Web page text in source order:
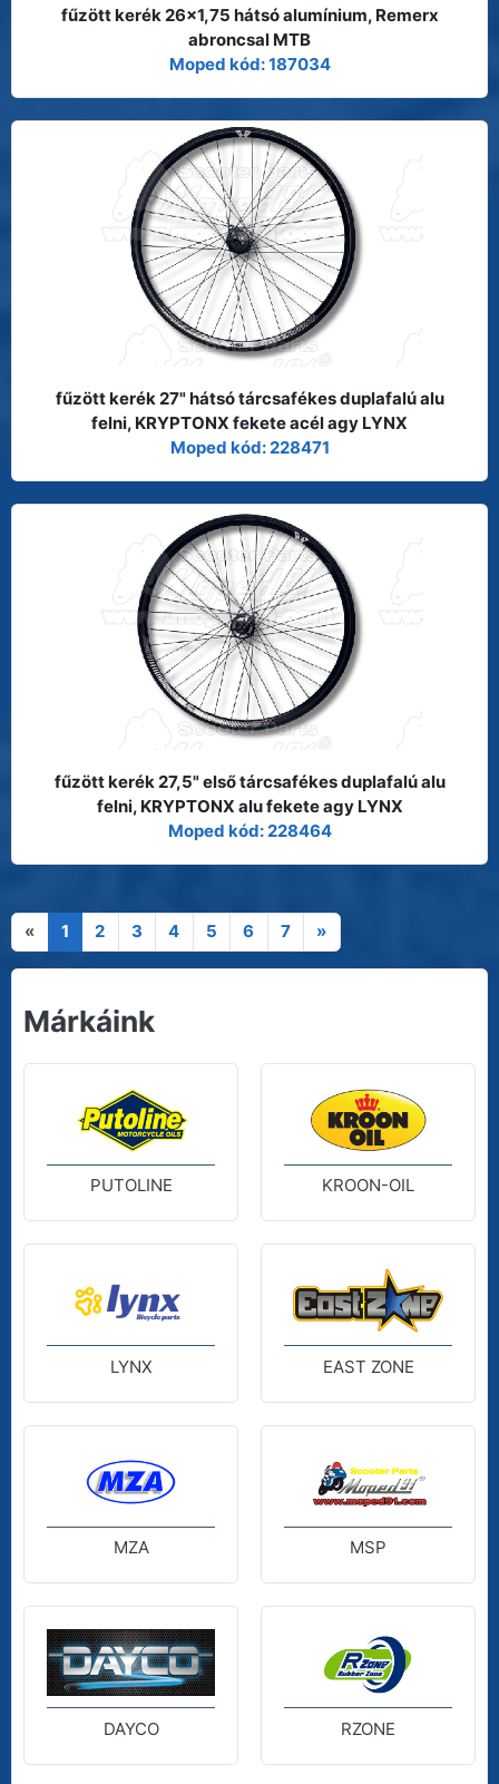
fűzött kerék 26x1,75 hátsó alumínium, Remerx
abroncsal MTB
Moped kód: 187034
fűzött kerék 27" hátsó tárcsafékes duplafalú alu
felni, KRYPTONX fekete acél agy LYNX
Moped kód: 228471
fűzött kerék 27,5" első tárcsafékes duplafalú alu
felni, KRYPTONX alu fekete agy LYNX
Moped kód: 228464
« 1 2 3 4 5 6 7 »
Márkáink
PUTOLINE KROON-OIL
LYNX EAST ZONE
MZA MSP
DAYCO RZONE